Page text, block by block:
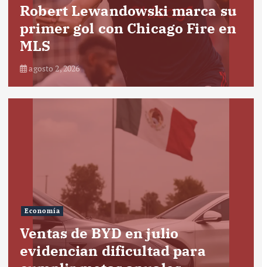
Robert Lewandowski marca su
primer gol con Chicago Fire en
MLS
agosto 2, 2026
Economía
Ventas de BYD en julio
evidencian dificultad para